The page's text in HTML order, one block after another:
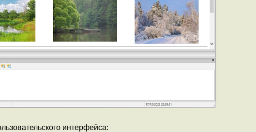
интерфейса: